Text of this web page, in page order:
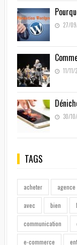
27/
11/11/
30/
TAGS
acheter agence
avec bien
communication
e-commerce